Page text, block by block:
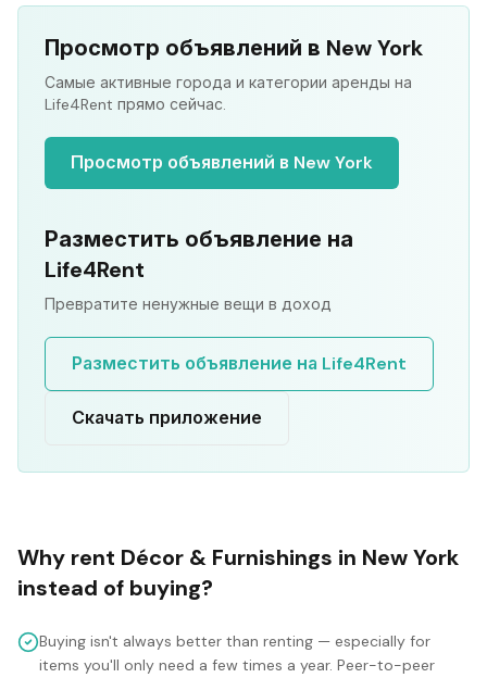
Просмотр объявлений в New York
Самые активные города и категории аренды на
Life4Rent прямо сейчас.
Просмотр объявлений в New York
Разместить объявление на
Life4Rent
Превратите ненужные вещи в доход
Разместить объявление на Life4Rent
Скачать приложение
Why rent Décor & Furnishings in New York
instead of buying?
Buying isn't always better than renting — especially for
items you'll only need a few times a year. Peer-to-peer